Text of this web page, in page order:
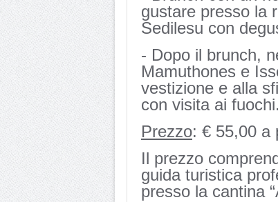
gustare presso la
Sedilesu con
- Dopo il brunch,
Mamuthones e
vestizione e alla
con visita ai fuochi.
Prezzo: € 55,00 a
Il prezzo
guida turistica
presso la cantina